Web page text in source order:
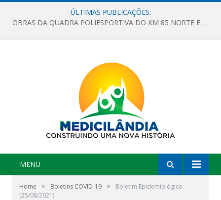
ÚLTIMAS PUBLICAÇÕES:
OBRAS DA QUADRA POLIESPORTIVA DO KM 85 NORTE E DA ESCOLA GASPAR VIANA AVANÇAM
MENU
Home » Boletins COVID-19 »
Boletim Epidemiológico
(25/08/2021)